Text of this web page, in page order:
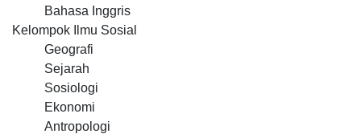
Bahasa Inggris
Kelompok Ilmu Sosial
Geografi
Sejarah
Sosiologi
Ekonomi
Antropologi